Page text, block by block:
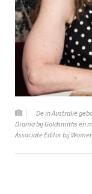
De in Australië
Drama bij Goldsmiths en
Associate Editor bij